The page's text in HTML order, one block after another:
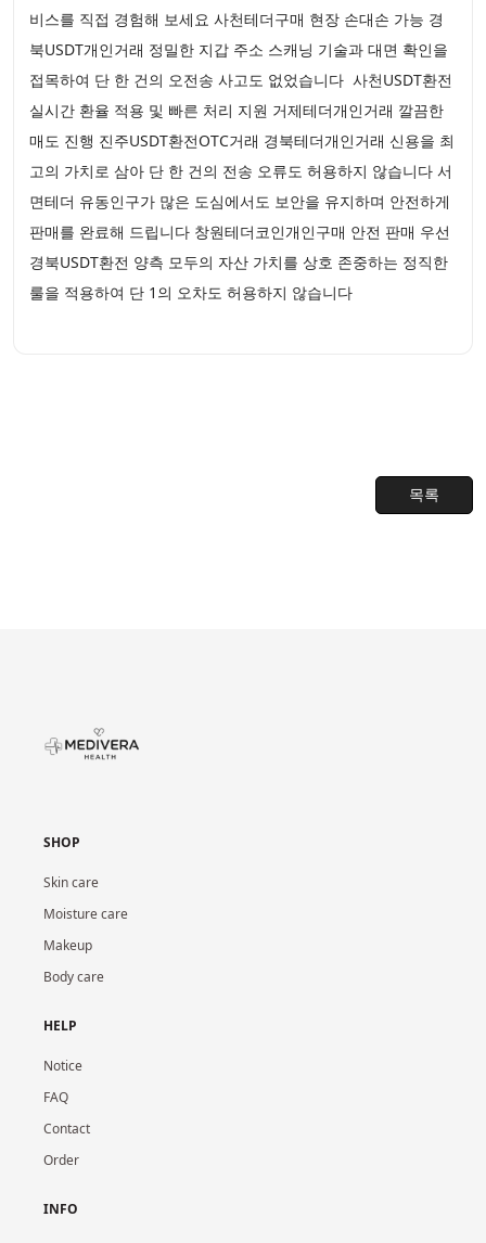
비스를 직접 경험해 보세요 사천테더구매 현장 손대손 가능 경
북USDT개인거래 정밀한 지갑 주소 스캐닝 기술과 대면 확인을
접목하여 단 한 건의 오전송 사고도 없었습니다 사천USDT환전
실시간 환율 적용 및 빠른 처리 지원 거제테더개인거래 깔끔한
매도 진행 진주USDT환전OTC거래 경북테더개인거래 신용을 최
고의 가치로 삼아 단 한 건의 전송 오류도 허용하지 않습니다 서
면테더 유동인구가 많은 도심에서도 보안을 유지하며 안전하게
판매를 완료해 드립니다 창원테더코인개인구매 안전 판매 우선
경북USDT환전 양측 모두의 자산 가치를 상호 존중하는 정직한
룰을 적용하여 단 1의 오차도 허용하지 않습니다
목록
SHOP
Skin care
Moisture care
Makeup
Body care
HELP
Notice
FAQ
Contact
Order
INFO